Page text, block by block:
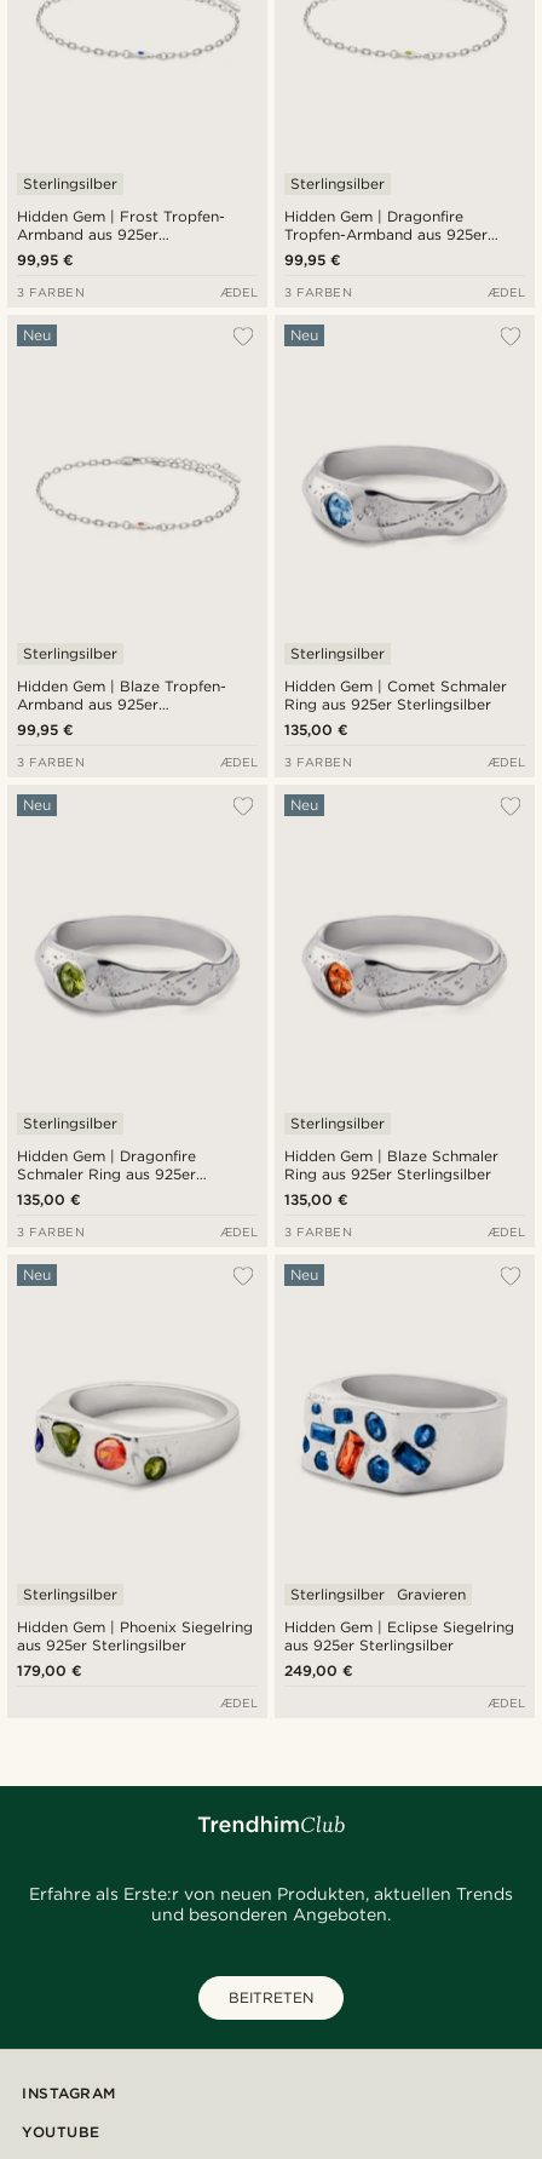
Hidden Gem | Frost Tropfen-
Armband aus 925er
Sterlingsilber
Sterlingsilber
99,95 €
3 FARBEN ÆDEL
Hidden Gem | Dragonfire
Tropfen-Armband aus 925er
Sterlingsilber
Sterlingsilber
99,95 €
3 FARBEN ÆDEL
Hidden Gem | Blaze Tropfen-
Armband aus 925er
Sterlingsilber
Neu
Sterlingsilber
99,95 €
3 FARBEN ÆDEL
Hidden Gem | Comet Schmaler
Ring aus 925er Sterlingsilber
Neu
Sterlingsilber
135,00 €
3 FARBEN ÆDEL
Hidden Gem | Dragonfire
Schmaler Ring aus 925er
Sterlingsilber
Neu
Sterlingsilber
135,00 €
3 FARBEN ÆDEL
Hidden Gem | Blaze Schmaler
Ring aus 925er Sterlingsilber
Neu
Sterlingsilber
135,00 €
3 FARBEN ÆDEL
Hidden Gem | Phoenix Siegelring
aus 925er Sterlingsilber
Neu
Sterlingsilber
179,00 €
ÆDEL
Hidden Gem | Eclipse Siegelring
aus 925er Sterlingsilber
Neu
Sterlingsilber Gravieren
249,00 €
ÆDEL
Erfahre als Erste:r von neuen Produkten, aktuellen Trends
und besonderen Angeboten.
BEITRETEN
INSTAGRAM
YOUTUBE